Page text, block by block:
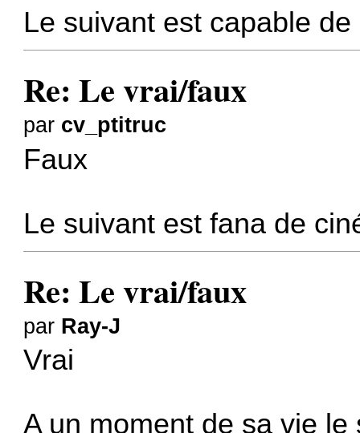
Le suivant est capable
Re: Le vrai/faux
par cv_ptitruc
Faux
Le suivant est fana de
Re: Le vrai/faux
par Ray-J
Vrai
A un moment de sa vie